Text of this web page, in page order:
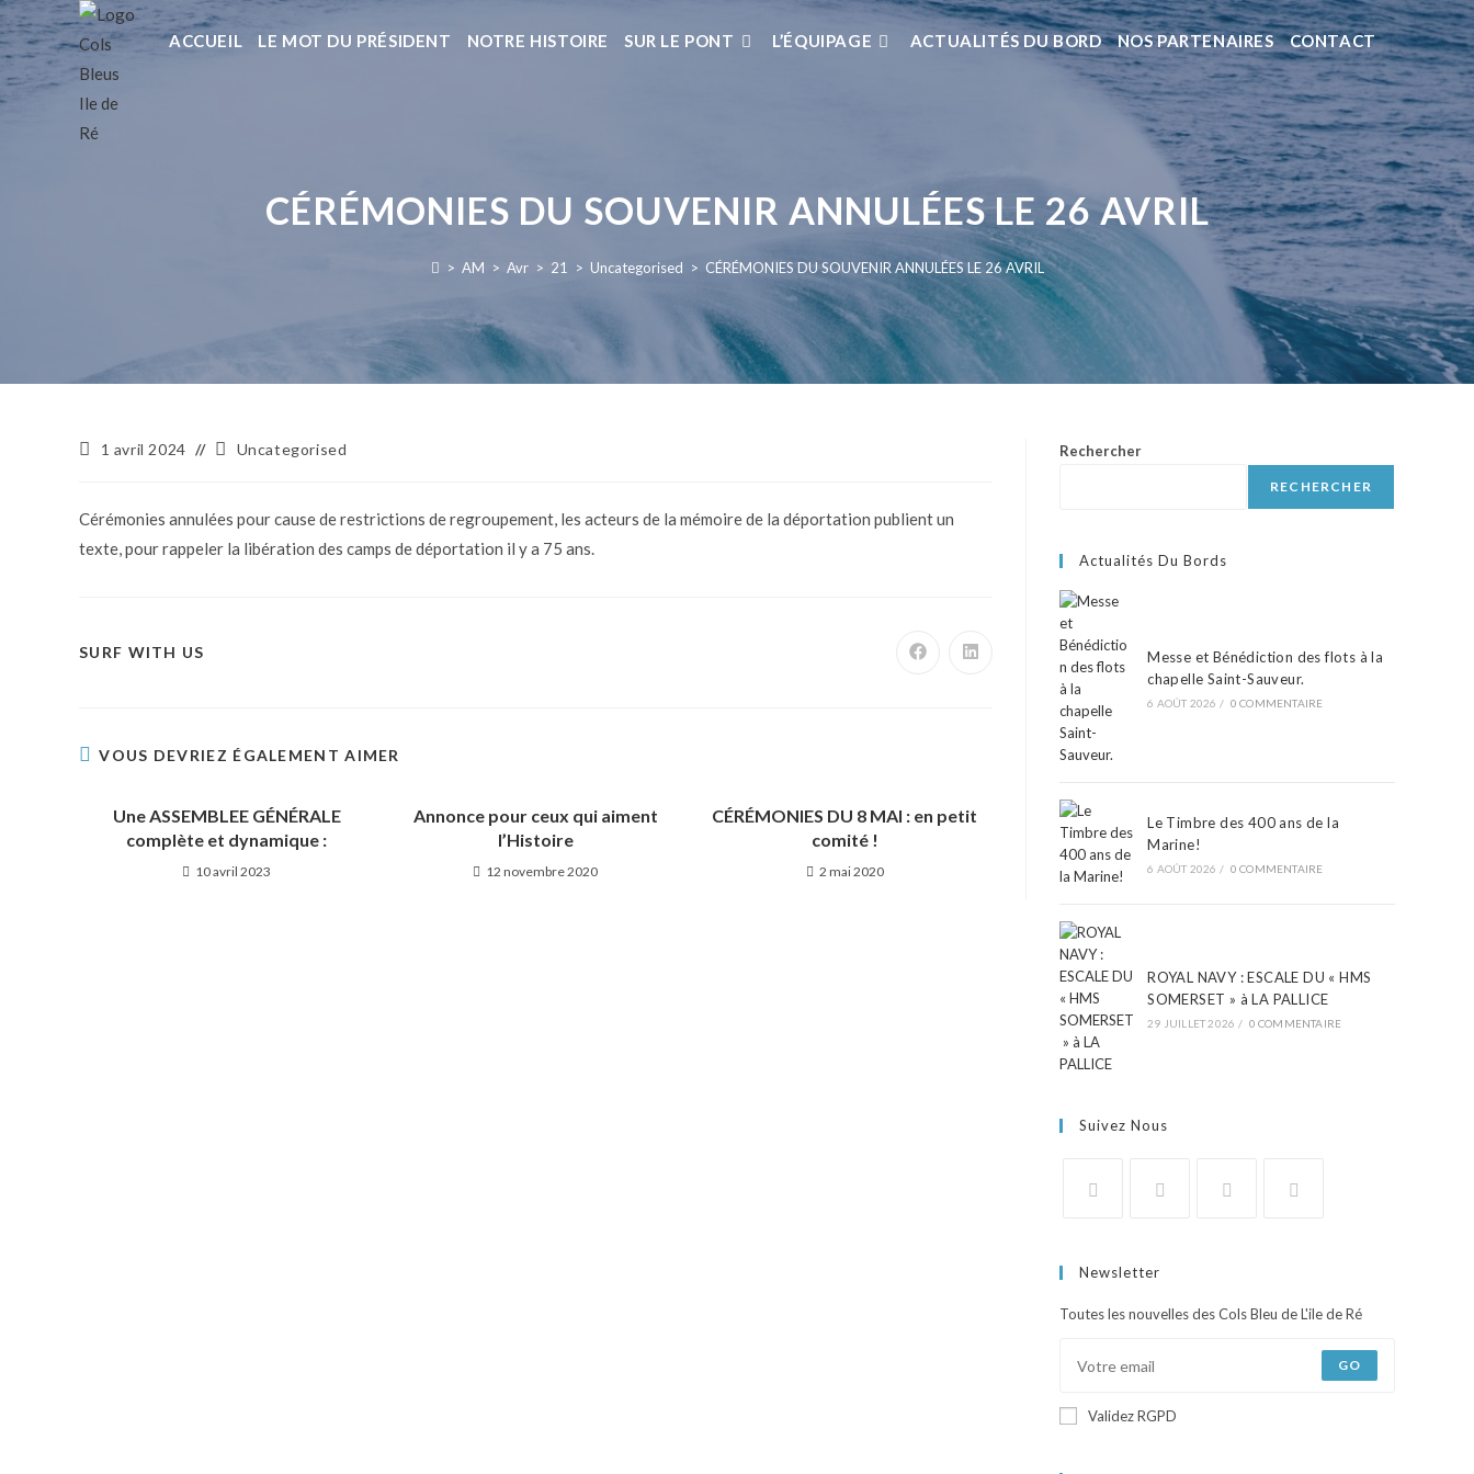
ACCUEIL LE MOT DU PRÉSIDENT NOTRE HISTOIRE SUR LE PONT L’ÉQUIPAGE ACTUALITÉS DU BORD NOS PARTENAIRES CONTACT
CÉRÉMONIES DU SOUVENIR ANNULÉES LE 26 AVRIL
> AM > Avr > 21 > Uncategorised > CÉRÉMONIES DU SOUVENIR ANNULÉES LE 26 AVRIL
1 avril 2024 Uncategorised
Cérémonies annulées pour cause de restrictions de regroupement, les acteurs de la mémoire de la déportation publient un
texte, pour rappeler la libération des camps de déportation il y a 75 ans.
SURF WITH US
VOUS DEVRIEZ ÉGALEMENT AIMER
Une ASSEMBLEE GÉNÉRALE
complète et dynamique :
10 avril 2023
Annonce pour ceux qui aiment
l’Histoire
12 novembre 2020
CÉRÉMONIES DU 8 MAI : en petit
comité !
2 mai 2020
Rechercher
RECHERCHER
Actualités Du Bords
Messe et Bénédiction des flots à la
chapelle Saint-Sauveur.
6 AOÛT 2026 / 0 COMMENTAIRE
Le Timbre des 400 ans de la
Marine!
6 AOÛT 2026 / 0 COMMENTAIRE
ROYAL NAVY : ESCALE DU « HMS
SOMERSET » à LA PALLICE
29 JUILLET 2026 / 0 COMMENTAIRE
Suivez Nous
Newsletter
Toutes les nouvelles des Cols Bleu de L'ile de Ré
GO
Validez RGPD